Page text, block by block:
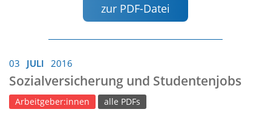
zur PDF-Datei
03 JULI 2016
Sozialversicherung und Studentenjobs
Arbeitgeber:innen alle PDFs